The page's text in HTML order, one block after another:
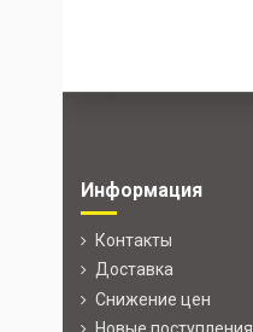
Информация
Контакты
Доставка
Снижение цен